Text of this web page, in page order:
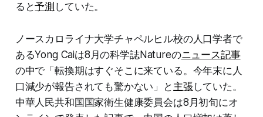
ると予測 していた。
ノースカロライナ大学チャペルヒル校の人口学者で
あるYong Caiは8月の科学誌Natureのニュース記事
の中で「転換期はすぐそこに来ている。今年末に人
口減少が報告されても驚かない」と 主張していた。
中華人民共和国国家衛生健康委員会は8月初旬にオ